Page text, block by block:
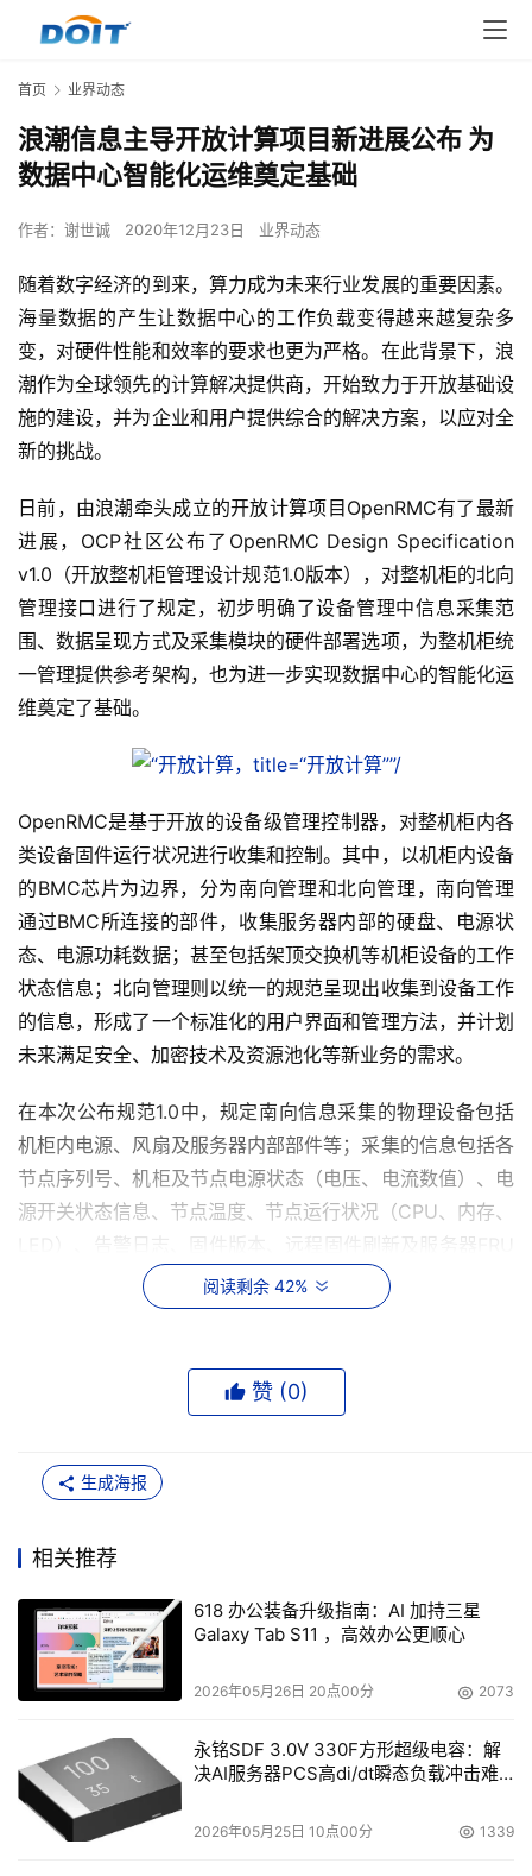
首页 业界动态
浪潮信息主导开放计算项目新进展公布 为
数据中心智能化运维奠定基础
作者： 谢世诚 2020年12月23日 业界动态
随着数字经济的到来，算力成为未来行业发展的重要因素。
海量数据的产生让数据中心的工作负载变得越来越复杂多
变，对硬件性能和效率的要求也更为严格。在此背景下，浪
潮作为全球领先的计算解决提供商，开始致力于开放基础设
施的建设，并为企业和用户提供综合的解决方案，以应对全
新的挑战。
日前，由浪潮牵头成立的开放计算项目OpenRMC有了最新
进展，OCP社区公布了OpenRMC Design Specification
v1.0（开放整机柜管理设计规范1.0版本），对整机柜的北向
管理接口进行了规定，初步明确了设备管理中信息采集范
围、数据呈现方式及采集模块的硬件部署选项，为整机柜统
一管理提供参考架构，也为进一步实现数据中心的智能化运
维奠定了基础。
OpenRMC是基于开放的设备级管理控制器，对整机柜内各
类设备固件运行状况进行收集和控制。其中，以机柜内设备
的BMC芯片为边界，分为南向管理和北向管理，南向管理
通过BMC所连接的部件，收集服务器内部的硬盘、电源状
态、电源功耗数据；甚至包括架顶交换机等机柜设备的工作
状态信息；北向管理则以统一的规范呈现出收集到设备工作
的信息，形成了一个标准化的用户界面和管理方法，并计划
未来满足安全、加密技术及资源池化等新业务的需求。
在本次公布规范1.0中，规定南向信息采集的物理设备包括
机柜内电源、风扇及服务器内部部件等；采集的信息包括各
节点序列号、机柜及节点电源状态（电压、电流数值）、电
源开关状态信息、节点温度、节点运行状况（CPU、内存、
LED）、告警日志、固件版本、远程固件刷新及服务器FRU
信息；RMC管理规范对信息采集模块的硬件部署也进行了
推荐，可以部署在电源分配单元、架顶交换机以及服务器节
上，OpenRMC与下一代数据中心管理标准Redfish融合，
通过浏览器即可呈现服务器各类数据，相对于二进制的显示
员操控。为此，浪潮高级技术总监郭洪昌表示，管理的第一
的数据格式和参数进行统一，让用户能够在一个界面实现所
将实现远程开关机，在线离线热插拔部件，打通从数据采
集、读取、呈现到控制的各个环节。
为了满足数据中心的整体运维需求，浪潮还构建了物理基础
设施管理平台 ISPIM，提供资产统一管理、设备实时监控、
告警精准推送、设备自动巡检、无状态固件管理、智能能耗
分析等功能，实现数据中心内部服务器、存储、网络设备统
一智能监控运维。
阅读剩余 42%
赞 (0)
生成海报
相关推荐
618 办公装备升级指南：AI 加持三星
Galaxy Tab S11 ，高效办公更顺心
2026年05月26日 20点00分 2073
永铭SDF 3.0V 330F方形超级电容：解
决AI服务器PCS高di/dt瞬态负载冲击难
2026年05月25日 10点00分 1339